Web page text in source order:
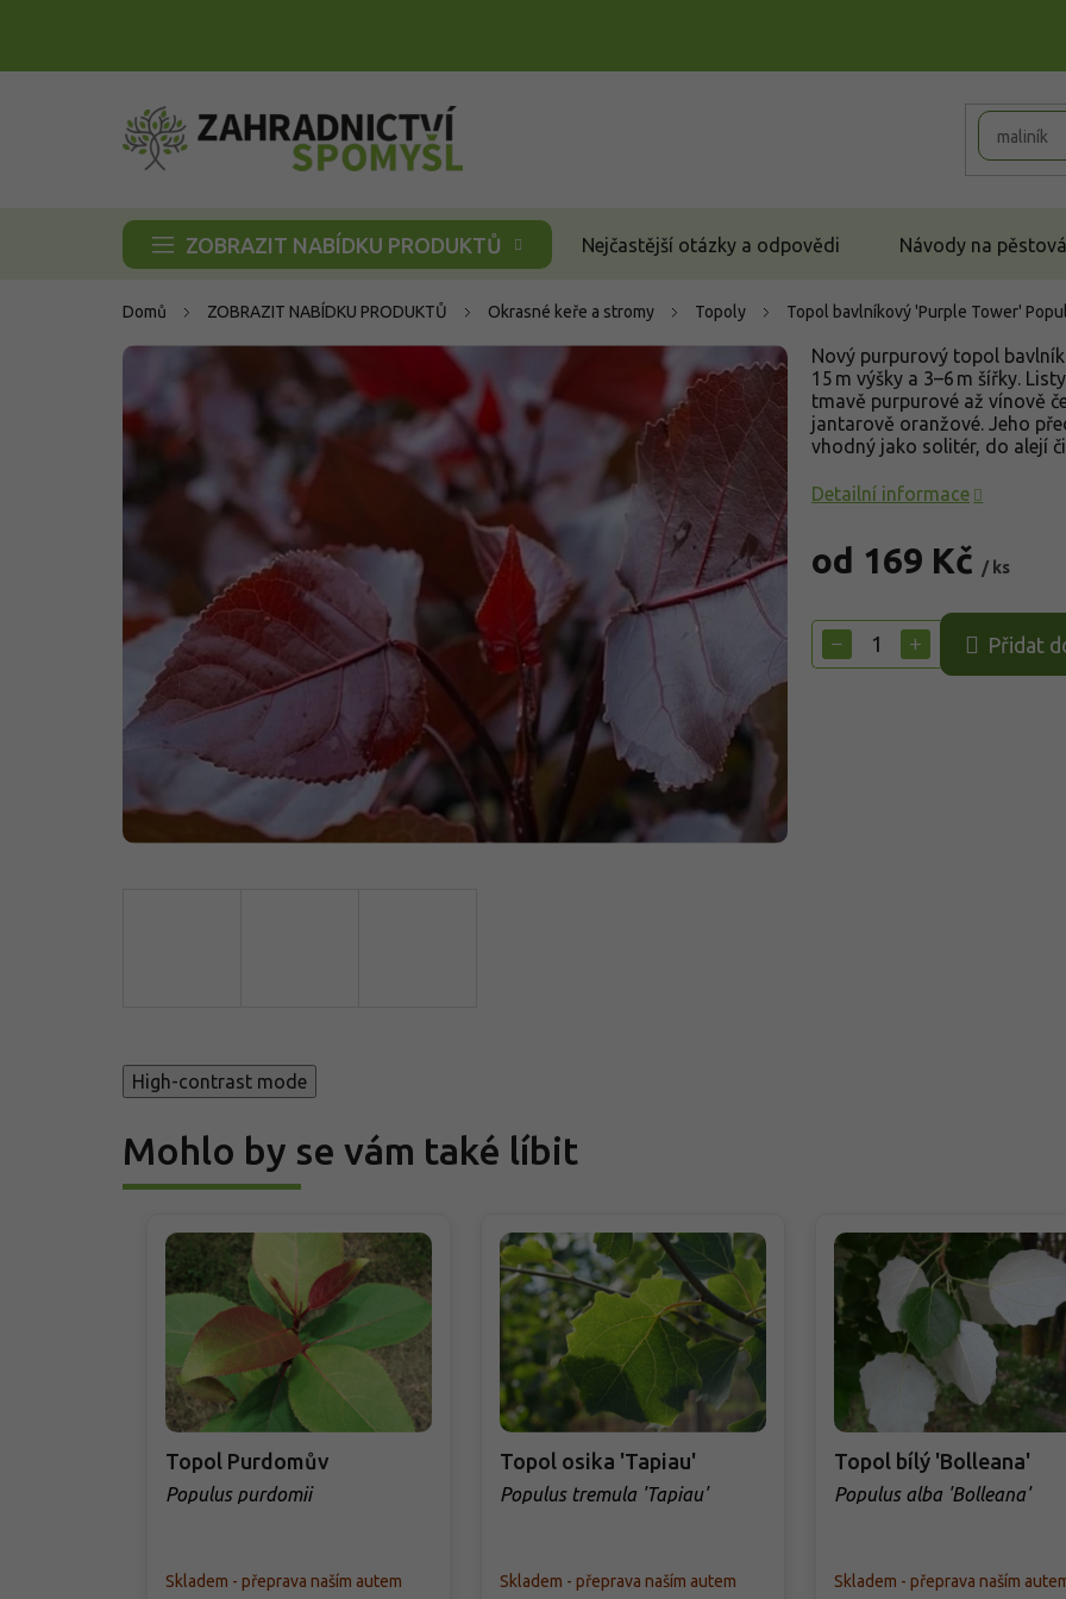
ZOBRAZIT NABÍDKU PRODUKTŮ Nejčastější otázky a odpovědi Návody na
Domů ZOBRAZIT NABÍDKU PRODUKTŮ Okrasné keře a stromy Topoly Topol bavlníkový 'Purple Tower'
od 169 Kč / ks
cena:
+
− Přidat
Nový purpurový topol
15 m výšky a 3–6 m šířky.
tmavě purpurové až vínově
jantarově oranžové. Jeho
vhodný jako solitér, do alejí
Detailní informace
High-contrast mode
Mohlo by se vám také líbit
Topol Purdomův
Populus purdomii
Skladem - přeprava naším autem
Topol osika 'Tapiau'
Populus tremula 'Tapiau'
Skladem - přeprava naším autem
Topol bílý 'Bolleana'
Populus alba 'Bolleana'
Skladem - přeprava naším